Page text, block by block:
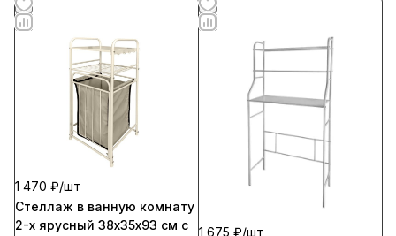
1 470 ₽/шт
Стеллаж в ванную комнату
2-х ярусный 38х35х93 см с
1 675 ₽/шт